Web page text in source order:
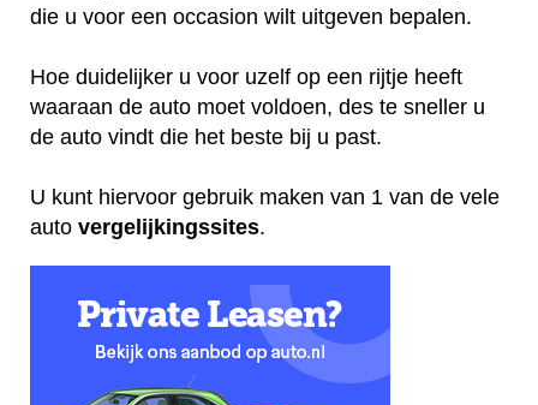
die u voor een occasion wilt uitgeven bepalen.
Hoe duidelijker u voor uzelf op een rijtje heeft
waaraan de auto moet voldoen, des te sneller u
de auto vindt die het beste bij u past.
U kunt hiervoor gebruik maken van 1 van de vele
auto vergelijkingssites.